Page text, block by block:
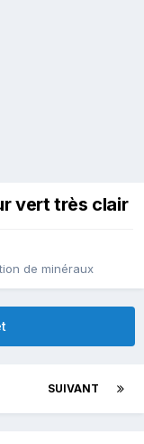
vert très clair
de minéraux
SUIVANT